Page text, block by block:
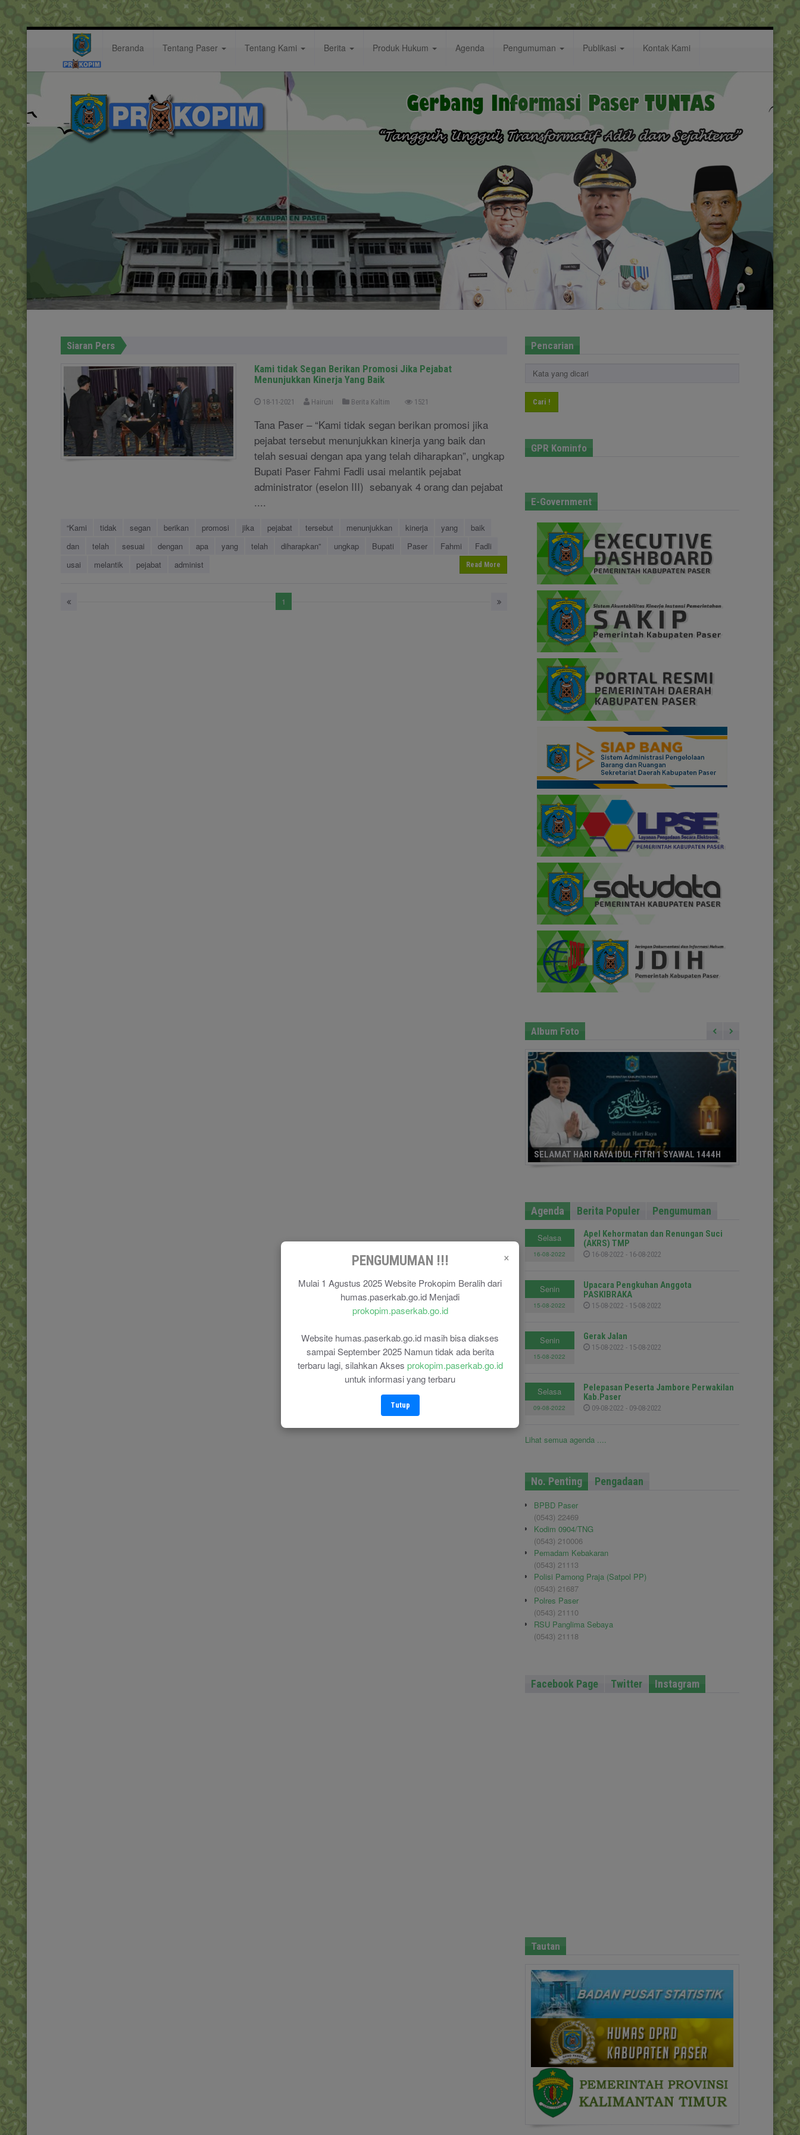
×
PENGUMUMAN !!!
Mulai 1 Agustus 2025 Website Prokopim Beralih dari
humas.paserkab.go.id Menjadi
prokopim.paserkab.go.id
Website humas.paserkab.go.id masih bisa diakses
sampai September 2025 Namun tidak ada berita
terbaru lagi, silahkan Akses prokopim.paserkab.go.id
untuk informasi yang terbaru
Tutup
Beranda Tentang Paser Tentang Kami Berita Produk Hukum Agenda Pengumuman Publikasi Kontak Kami
Hastag:
Siaran Pers
Kami tidak Segan Berikan Promosi Jika Pejabat
Menunjukkan Kinerja Yang Baik
18-11-2021 Hairuni Berita Kaltim 1521
Tana Paser – “Kami tidak segan berikan promosi jika
pejabat tersebut menunjukkan kinerja yang baik dan
telah sesuai dengan apa yang telah diharapkan”, ungkap
Bupati Paser Fahmi Fadli usai melantik pejabat
administrator (eselon III) sebanyak 4 orang dan pejabat
....
“Kami tidak segan berikan promosi jika pejabat tersebut menunjukkan kinerja yang
baik
dan
telah sesuai dengan apa yang telah diharapkan” ungkap Bupati Paser Fahmi
Fadli
usai
melantik pejabat administ Read More
1
Pencarian
Cari !
GPR Kominfo
E-Government
Album Foto
SELAMAT HARI RAYA IDUL FITRI 1 SYAWAL 1444H
Agenda Berita Populer Pengumuman
Selasa
16-08-2022
Apel Kehormatan dan Renungan Suci
(AKRS) TMP
16-08-2022 - 16-08-2022
Senin
15-08-2022
Upacara Pengkuhan Anggota
PASKIBRAKA
15-08-2022 - 15-08-2022
Senin
15-08-2022
Gerak Jalan
15-08-2022 - 15-08-2022
Selasa
09-08-2022
Pelepasan Peserta Jambore Perwakilan
Kab.Paser
09-08-2022 - 09-08-2022
Lihat semua agenda ....
No. Penting Pengadaan
BPBD Paser
(0543) 22469
Kodim 0904/TNG
(0543) 210006
Pemadam Kebakaran
(0543) 21113
Polisi Pamong Praja (Satpol PP)
(0543) 21687
Polres Paser
(0543) 21110
RSU Panglima Sebaya
(0543) 21118
Facebook Page Twitter Instagram
Tautan